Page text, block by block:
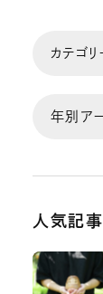
人気記事